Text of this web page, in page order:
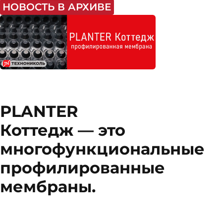
НОВОСТЬ В АРХИВЕ
PLANTER
Коттедж — это
многофункциональные
профилированные
мембраны.